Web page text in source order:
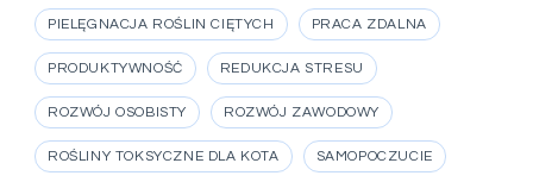
PIELĘGNACJA ROŚLIN CIĘTYCH PRACA ZDALNA
PRODUKTYWNOŚĆ REDUKCJA STRESU
ROZWÓJ OSOBISTY ROZWÓJ ZAWODOWY
ROŚLINY TOKSYCZNE DLA KOTA SAMOPOCZUCIE